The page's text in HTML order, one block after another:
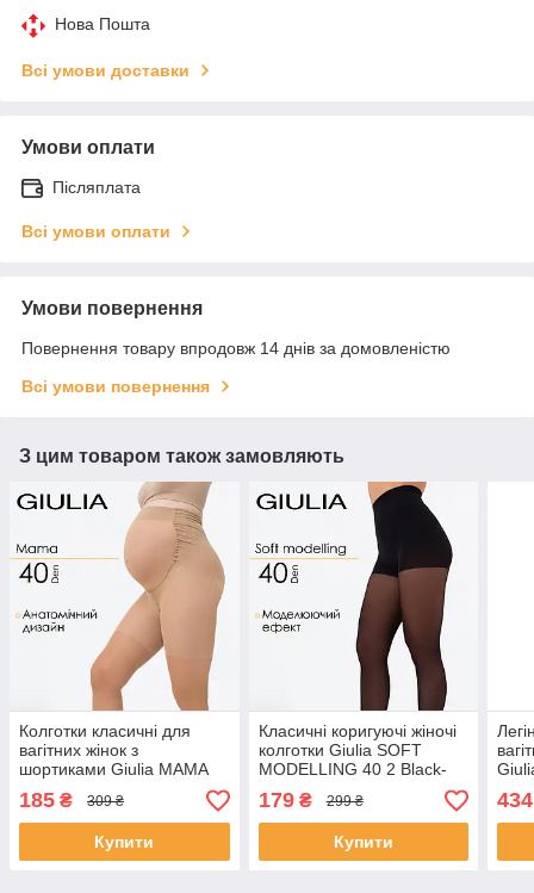
Нова Пошта
Всі умови доставки
Умови оплати
Післяплата
Всі умови оплати
Умови повернення
Повернення товару впродовж 14 днів за домовленістю
Всі умови повернення
З цим товаром також замовляють
Колготки класичні для
вагітних жінок з
шортиками Giulia MAMA
40 (2) Beige-daino, щільні
колготи, комфортні для
вагітних
185 ₴ 309 ₴
Купити
Класичні коригуючі жіночі
колготки Giulia SOFT
MODELLING 40 2 Black-
nero, стягуючі колготи
Джулія з шортиками
179₴ 299 ₴
Купити
S/
434